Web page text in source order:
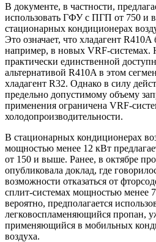
В документе, в частности,
использовать ГФУ с ПГП от 750 и
стационарных кондиционерах
Это означает, что хладагент R410A
например, в новых VRF-системах.
практически единственной
альтернативой R410A в этом
хладагент R32. Однако в силу
предельно допустимому объему
применения ограничена VRF-
холодопроизводительности.
В стационарных кондиционерах
мощностью менее 12 кВт
от 150 и выше. Ранее, в октябре
опубликовала доклад, где
возможности отказаться от
сплит-системах мощностью менее
вероятно, предполагается
легковоспламеняющийся пропан,
применяющийся в мобильных
воздуха.